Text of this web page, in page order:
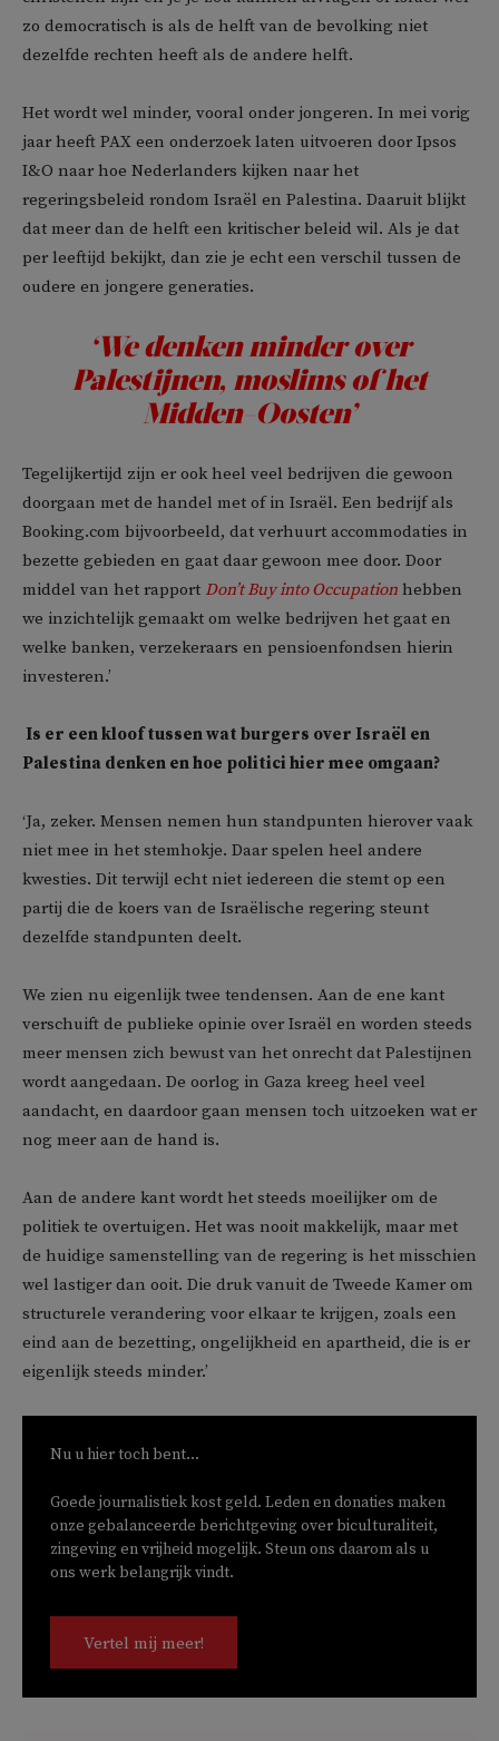
zo democratisch is als de helft van de bevolking niet
dezelfde rechten heeft als de andere helft.
Het wordt wel minder, vooral onder jongeren. In mei vorig
jaar heeft PAX een onderzoek laten uitvoeren door Ipsos
I&O naar hoe Nederlanders kijken naar het
regeringsbeleid rondom Israël en Palestina. Daaruit blijkt
dat meer dan de helft een kritischer beleid wil. Als je dat
per leeftijd bekijkt, dan zie je echt een verschil tussen de
oudere en jongere generaties.
‘We denken minder over
Palestijnen, moslims of het
Midden-Oosten’
Tegelijkertijd zijn er ook heel veel bedrijven die gewoon
doorgaan met de handel met of in Israël. Een bedrijf als
Booking.com bijvoorbeeld, dat verhuurt accommodaties in
bezette gebieden en gaat daar gewoon mee door. Door
middel van het rapport Don’t Buy into Occupation hebben
we inzichtelijk gemaakt om welke bedrijven het gaat en
welke banken, verzekeraars en pensioenfondsen hierin
investeren.’
Is er een kloof tussen wat burgers over Israël en
Palestina denken en hoe politici hier mee omgaan?
‘Ja, zeker. Mensen nemen hun standpunten hierover vaak
niet mee in het stemhokje. Daar spelen heel andere
kwesties. Dit terwijl echt niet iedereen die stemt op een
partij die de koers van de Israëlische regering steunt
dezelfde standpunten deelt.
We zien nu eigenlijk twee tendensen. Aan de ene kant
verschuift de publieke opinie over Israël en worden steeds
meer mensen zich bewust van het onrecht dat Palestijnen
wordt aangedaan. De oorlog in Gaza kreeg heel veel
aandacht, en daardoor gaan mensen toch uitzoeken wat er
nog meer aan de hand is.
Aan de andere kant wordt het steeds moeilijker om de
politiek te overtuigen. Het was nooit makkelijk, maar met
de huidige samenstelling van de regering is het misschien
wel lastiger dan ooit. Die druk vanuit de Tweede Kamer om
structurele verandering voor elkaar te krijgen, zoals een
eind aan de bezetting, ongelijkheid en apartheid, die is er
eigenlijk steeds minder.’
Nu u hier toch bent...
Goede journalistiek kost geld. Leden en donaties maken
onze gebalanceerde berichtgeving over biculturaliteit,
zingeving en vrijheid mogelijk. Steun ons daarom als u
ons werk belangrijk vindt.
Vertel mij meer!